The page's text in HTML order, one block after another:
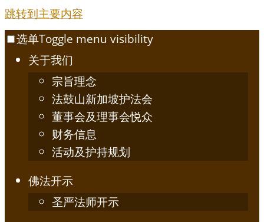
跳转到主要内容
选单Toggle menu visibility
关于我们
宗旨理念
法鼓山新加坡护法会
董事会及理事会悦众
财务信息
活动及护持规划
佛法开示
圣严法师开示